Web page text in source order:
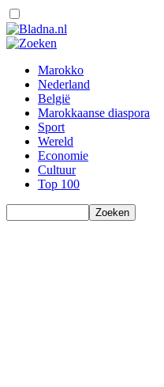
Marokko
Nederland
België
Marokkaanse diaspora
Sport
Wereld
Economie
Cultuur
Top 100